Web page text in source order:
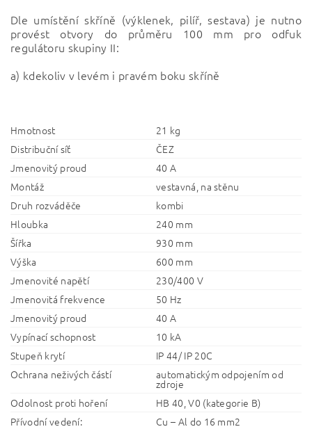
Dle umístění skříně (výklenek, pilíř, sestava) je nutno
provést otvory do průměru 100 mm pro odfuk
regulátoru skupiny II:
a) kdekoliv v levém i pravém boku skříně
Hmotnost
21 kg
Distribuční síť
ČEZ
Jmenovitý proud
40 A
Montáž
vestavná, na stěnu
Druh rozváděče
kombi
Hloubka
240 mm
Šířka
930 mm
Výška
600 mm
Jmenovité napětí
230/400 V
Jmenovitá frekvence
50 Hz
Jmenovitý proud
40 A
Vypínací schopnost
10 kA
Stupeň krytí
IP 44/ IP 20C
Ochrana neživých částí
automatickým odpojením od
zdroje
Odolnost proti hoření
HB 40, V0 (kategorie B)
Přívodní vedení:
Cu – Al do 16 mm2